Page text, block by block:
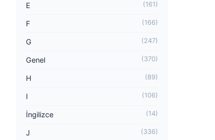
E (161)
F (166)
G (247)
Genel (370)
H (89)
I (106)
İngilizce (14)
J (336)